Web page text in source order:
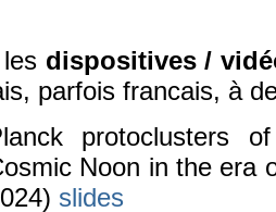
dispositives /
parfois francais, à
protoclusters
Noon in the era
slides